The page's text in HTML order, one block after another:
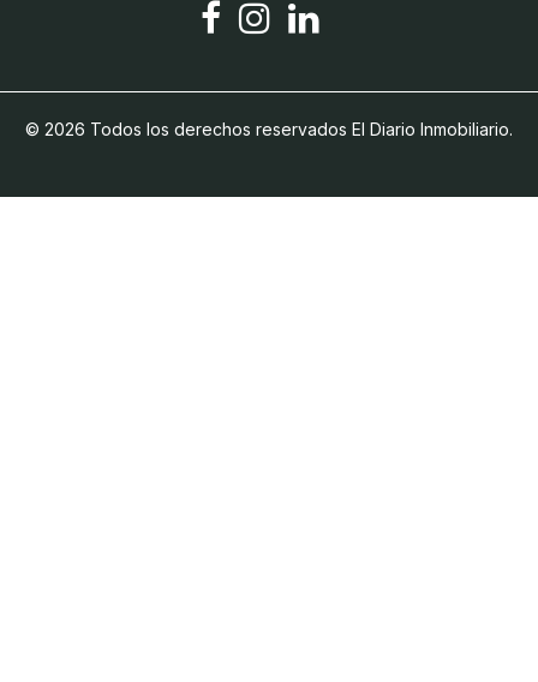
© 2026 Todos los derechos reservados El Diario Inmobiliario.